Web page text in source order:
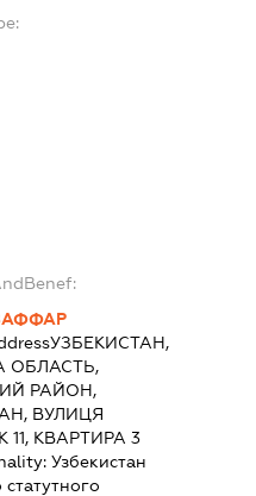
УЗБЕКИСТАН,
ОБЛАСТЬ,
РАЙОН,
ВУЛИЦЯ
11, КВАРТИРА 3
Узбекистан